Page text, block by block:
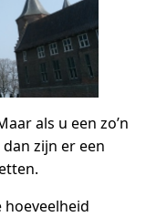
als u een zo’n
zijn er een